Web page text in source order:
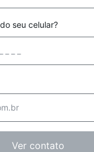
seu celular?
Ver contato